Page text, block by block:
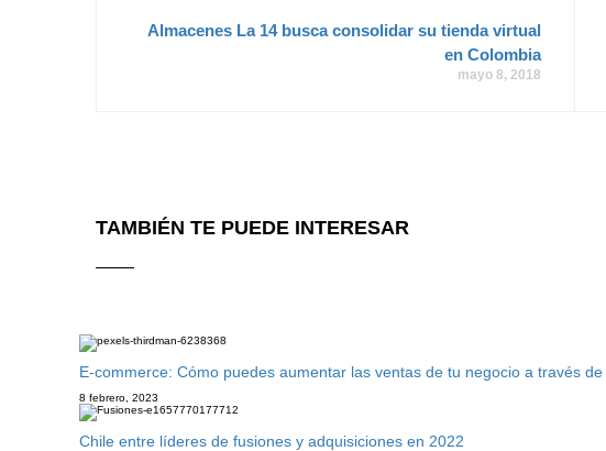
Almacenes La 14 busca consolidar su tienda virtual
en Colombia
mayo 8, 2018
TAMBIÉN TE PUEDE INTERESAR
E-commerce: Cómo puedes aumentar las ventas de tu negocio a través
8 febrero, 2023
Chile entre líderes de fusiones y adquisiciones en 2022